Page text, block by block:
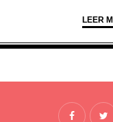
LEER